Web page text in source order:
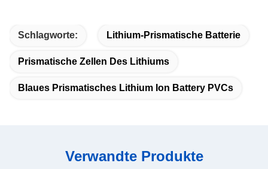
Schlagworte: Lithium-Prismatische Batterie
Prismatische Zellen Des Lithiums
Blaues Prismatisches Lithium Ion Battery PVCs
Verwandte Produkte